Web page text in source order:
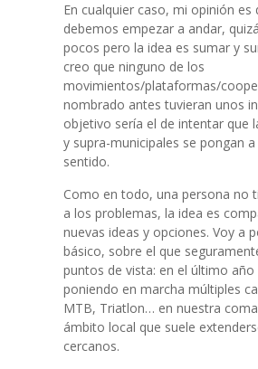
En cualquier caso, mi opinión es
debemos empezar a andar,
pocos pero la idea es sumar y
creo que ninguno de los
movimientos/plataformas/
nombrado antes tuvieran unos
objetivo sería el de intentar que
y supra-municipales se pongan
sentido.
Como en todo, una persona no
a los problemas, la idea es
nuevas ideas y opciones. Voy a
básico, sobre el que
puntos de vista: en el último
poniendo en marcha múltiples
MTB, Triatlon… en nuestra
ámbito local que suele
cercanos.